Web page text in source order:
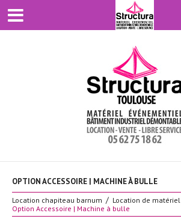
OPTION ACCESSOIRE | MACHINE À BULLE
Location chapiteau barnum
Location de matériel
Option Accessoire | Machine à bulle